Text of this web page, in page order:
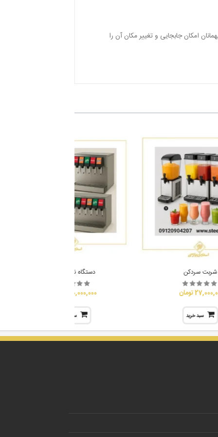
امکان جابجایی و تغییر مکان آن را
شربت سردکن
تومان
سبد خرید
دستگاه نوشابه ساز
70,000,000 تومان
سبد خرید